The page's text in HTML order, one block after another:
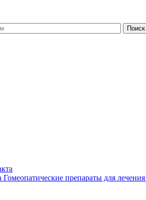
Гомеопатические препараты для